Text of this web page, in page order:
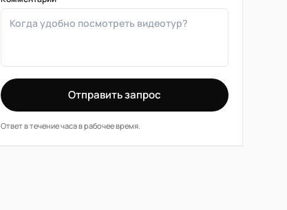
Отправить запрос
Ответ в течение часа в рабочее время.